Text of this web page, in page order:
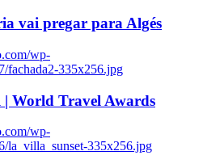
vai pregar para Algés
wp-
fachada2-335x256.jpg
| World Travel Awards
wp-
la_villa_sunset-335x256.jpg